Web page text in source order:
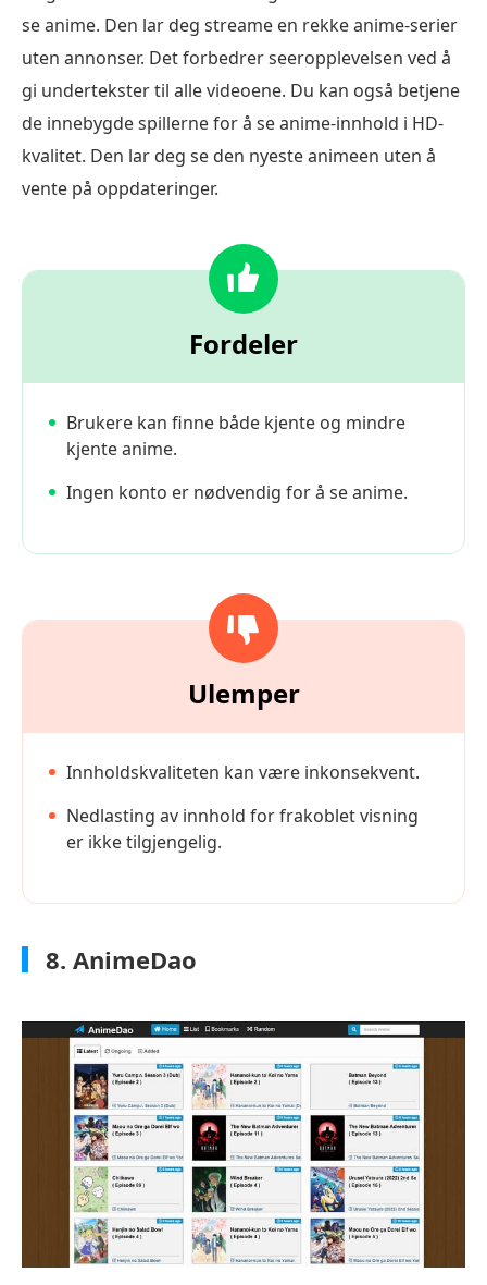
se anime. Den lar deg streame en rekke anime-serier
uten annonser. Det forbedrer seeropplevelsen ved å
gi undertekster til alle videoene. Du kan også betjene
de innebygde spillerne for å se anime-innhold i HD-
kvalitet. Den lar deg se den nyeste animeen uten å
vente på oppdateringer.
Fordeler
Brukere kan finne både kjente og mindre
kjente anime.
Ingen konto er nødvendig for å se anime.
Ulemper
Innholdskvaliteten kan være inkonsekvent.
Nedlasting av innhold for frakoblet visning
er ikke tilgjengelig.
8. AnimeDao